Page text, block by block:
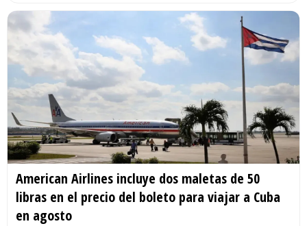
American Airlines incluye dos maletas de 50
libras en el precio del boleto para viajar a Cuba
en agosto